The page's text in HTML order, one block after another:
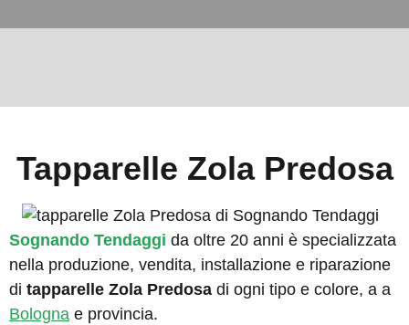
Tapparelle Zola Predosa
Sognando Tendaggi da oltre 20 anni è specializzata
nella produzione, vendita, installazione e riparazione
di tapparelle Zola Predosa di ogni tipo e colore, a a
Bologna e provincia.